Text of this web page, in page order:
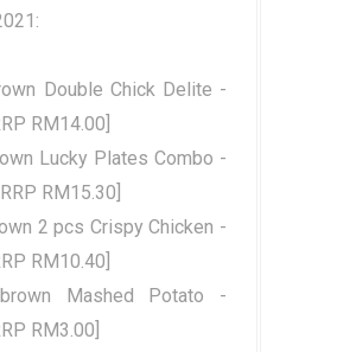
Double Chick Delite -
RM14.00]
Lucky Plates Combo -
RM15.30]
2 pcs Crispy Chicken -
RM10.40]
Mashed Potato -
RM3.00]